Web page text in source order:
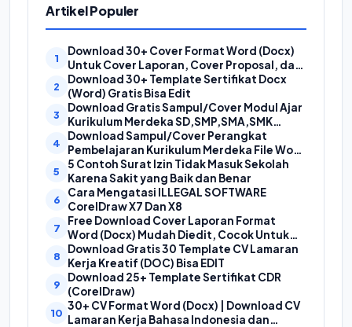
Artikel Populer
Download 30+ Cover Format Word (Docx)
Untuk Cover Laporan, Cover Proposal, dan
Cover Makalah
Download 30+ Template Sertifikat Docx
(Word) Gratis Bisa Edit
Download Gratis Sampul/Cover Modul Ajar
Kurikulum Merdeka SD,SMP,SMA,SMK
Format Doc (Ms Word)
Download Sampul/Cover Perangkat
Pembelajaran Kurikulum Merdeka File Word
(Doc) | Contoh Cover Kurikum Merdeka
5 Contoh Surat Izin Tidak Masuk Sekolah
Karena Sakit yang Baik dan Benar
Cara Mengatasi ILLEGAL SOFTWARE
CorelDraw X7 Dan X8
Free Download Cover Laporan Format
Word (Docx) Mudah Diedit, Cocok Untuk
Cover Laporan Kegiatan, Makalah Dan
Proposal
Download Gratis 30 Template CV Lamaran
Kerja Kreatif (DOC) Bisa EDIT
Download 25+ Template Sertifikat CDR
(CorelDraw)
30+ CV Format Word (Docx) | Download CV
Lamaran Kerja Bahasa Indonesia dan